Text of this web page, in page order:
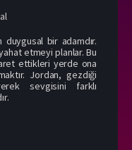
bir adamdır.
etmeyi planlar. Bu
ettikleri yerde ona
Jordan, gezdiği
sevgisini farklı